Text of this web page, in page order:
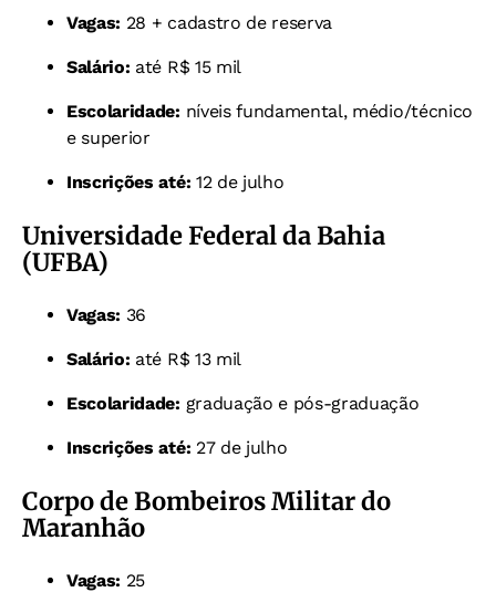
Vagas: 28 + cadastro de reserva
Salário: até R$ 15 mil
Escolaridade: níveis fundamental, médio/técnico
e superior
Inscrições até: 12 de julho
Universidade Federal da Bahia
(UFBA)
Vagas: 36
Salário: até R$ 13 mil
Escolaridade: graduação e pós-graduação
Inscrições até: 27 de julho
Corpo de Bombeiros Militar do
Maranhão
Vagas: 25